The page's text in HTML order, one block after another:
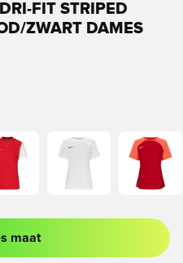
FIT STRIPED
ZWART DAMES
of je aan te melden als lid
maat